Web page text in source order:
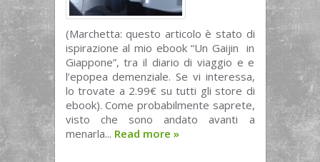
(Marchetta: questo articolo è stato di
ispirazione al mio ebook “Un Gaijin in
Giappone”, tra il diario di viaggio e e
l’epopea demenziale. Se vi interessa,
lo trovate a 2.99€ su tutti gli store di
ebook). Come probabilmente saprete,
visto che sono andato avanti a
menarla... Read more »